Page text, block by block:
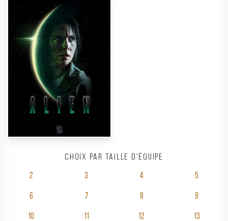
Choix par taille d'équipe
2 3 4 5
6 7 8 9
10 11 12 13